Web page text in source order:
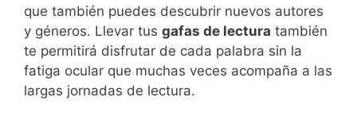
que también puedes descubrir nuevos autores
y géneros. Llevar tus gafas de lectura también
te permitirá disfrutar de cada palabra sin la
fatiga ocular que muchas veces acompaña a las
largas jornadas de lectura.